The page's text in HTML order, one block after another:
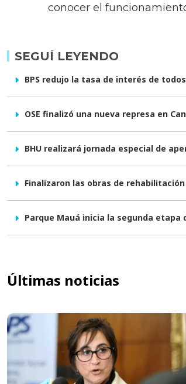
conocer el
SEGUÍ LEYENDO
BPS redujo la tasa de interés de
OSE finalizó una nueva represa en
BHU realizará jornada especial de
Finalizaron las obras de
Parque Mauá inicia la segunda etapa
Últimas noticias